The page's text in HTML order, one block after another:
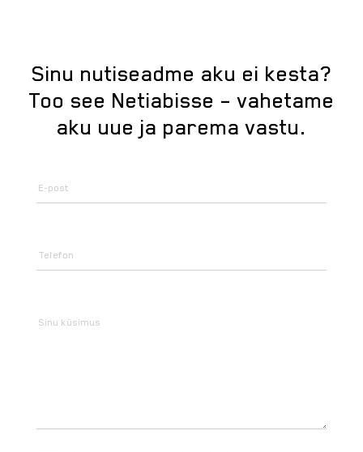
Sinu nutiseadme aku ei kesta?
Too see Netiabisse – vahetame
aku uue ja parema vastu.